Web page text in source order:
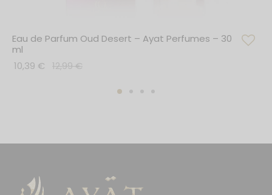
Eau de Parfum Oud Desert – Ayat Perfumes – 30
ml
10,39 € 12,99€